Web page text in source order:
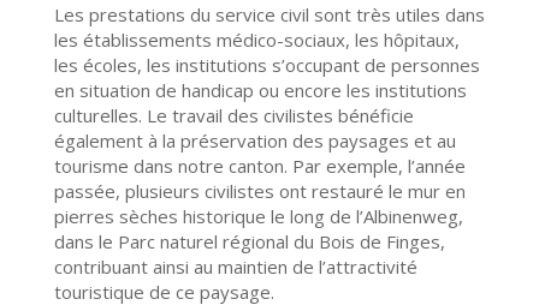
Les prestations du service civil sont très utiles dans
les établissements médico-sociaux, les hôpitaux,
les écoles, les institutions s’occupant de personnes
en situation de handicap ou encore les institutions
culturelles. Le travail des civilistes bénéficie
également à la préservation des paysages et au
tourisme dans notre canton. Par exemple, l’année
passée, plusieurs civilistes ont restauré le mur en
pierres sèches historique le long de l’Albinenweg,
dans le Parc naturel régional du Bois de Finges,
contribuant ainsi au maintien de l’attractivité
touristique de ce paysage.